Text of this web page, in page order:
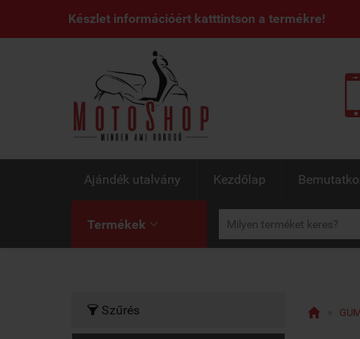
Készlet információért katttintson a termékre!
Ajándék utalvány Kezdőlap
Termékek 
 Szűrés 